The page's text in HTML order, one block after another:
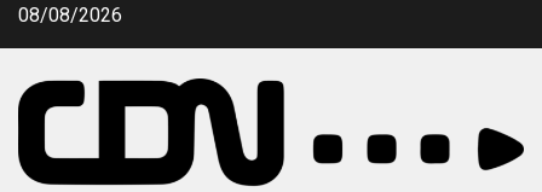
Przejdź
08/08/2026